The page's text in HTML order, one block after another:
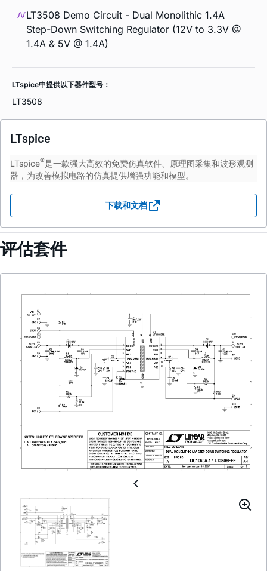
LT3508 Demo Circuit - Dual Monolithic 1.4A
Step-Down Switching Regulator (12V to 3.3V @
1.4A & 5V @ 1.4A)
LTspice中提供以下器件型号：
LT3508
LTspice
LTspice®是一款强大高效的免费仿真软件、原理图采集和波形观测
器，为改善模拟电路的仿真提供增强功能和模型。
下载和文档
评估套件